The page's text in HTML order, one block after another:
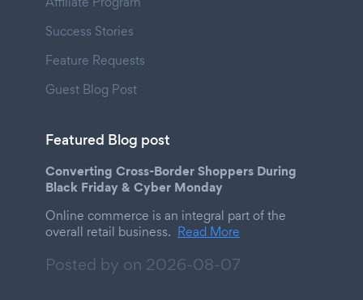
Success Stories
Feature Requests
Guest Blog Post
Featured Blog post
Converting Cross-Border Shoppers During
Black Friday & Cyber Monday
Online commerce is an integral part of the
overall retail business. Read More
Posted by on 2026-08-07